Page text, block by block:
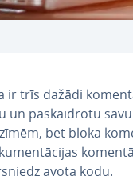
ir trīs dažādi
un pa­skaid­ro­tu
bet bloka
avota kodu.